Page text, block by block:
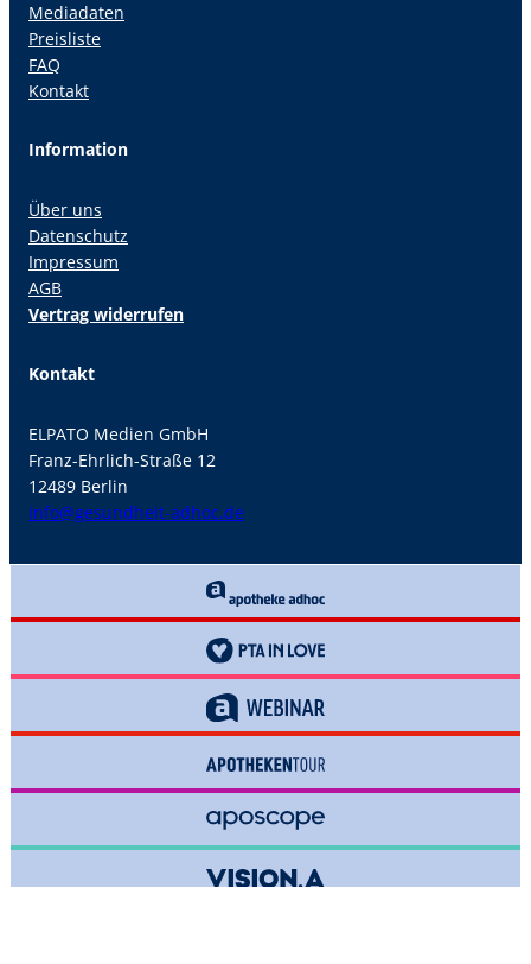
Mediadaten
Preisliste
FAQ
Kontakt
Information
Über uns
Datenschutz
Impressum
AGB
Vertrag widerrufen
Kontakt
ELPATO Medien GmbH
Franz-Ehrlich-Straße 12
12489 Berlin
info@gesundheit-adhoc.de